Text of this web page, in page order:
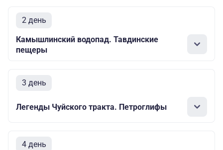
2 день
Камышлинский водопад. Тавдинские
пещеры
3 день
Легенды Чуйского тракта. Петроглифы
4 день